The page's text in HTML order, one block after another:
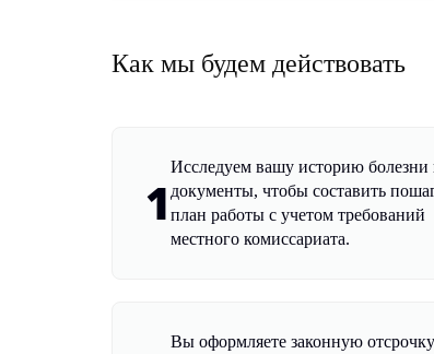
Как мы будем действовать
1
Исследуем вашу историю болезни
документы, чтобы составить
план работы с учетом требований
местного комиссариата.
Вы оформляете законную